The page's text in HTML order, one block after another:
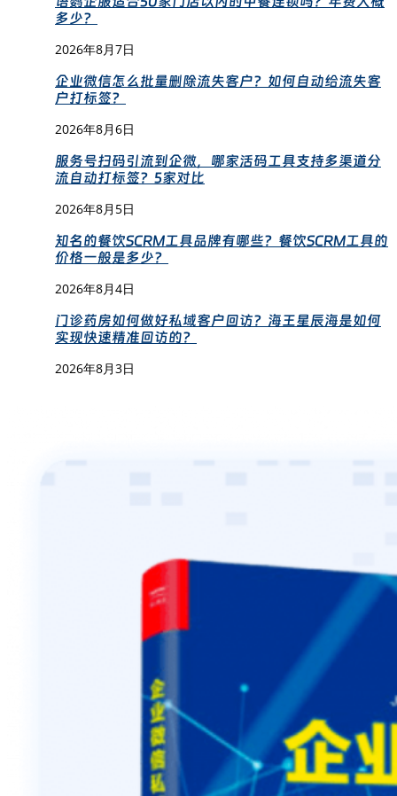
多少？
2026年8月7日
企业微信怎么批量删除流失客户？如何自动给流失客
户打标签？
2026年8月6日
服务号扫码引流到企微，哪家活码工具支持多渠道分
流自动打标签？5家对比
2026年8月5日
知名的餐饮SCRM工具品牌有哪些？餐饮SCRM工具的
价格一般是多少？
2026年8月4日
门诊药房如何做好私域客户回访？海王星辰海是如何
实现快速精准回访的？
2026年8月3日